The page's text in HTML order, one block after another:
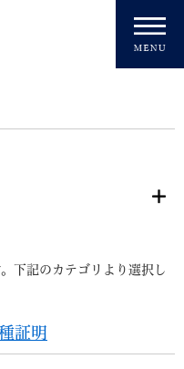
下記のカテゴリより選択し
証明